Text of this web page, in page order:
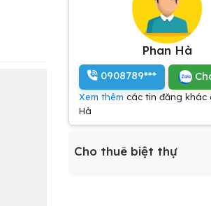
Phan Hà
0908789***
Xem thêm các tin đăng khác
Hà
Cho thuê biệt thự